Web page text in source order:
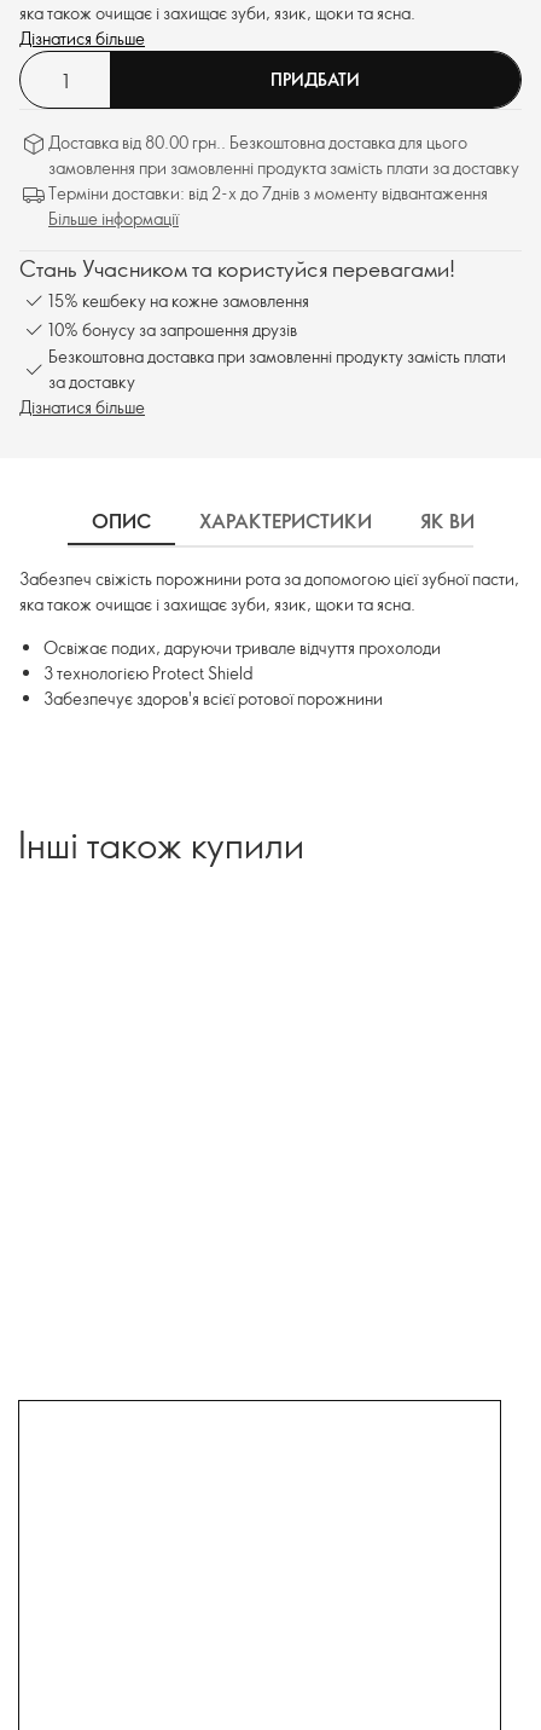
яка також очищає і захищає зуби, язик, щоки та ясна.
Дізнатися більше
ПРИДБАТИ
Доставка від 80.00 грн.. Безкоштовна доставка для цього
замовлення при замовленні продукта замість плати за доставку
Терміни доставки: від 2-х до 7днів з моменту відвантаження
Більше інформації
Стань Учасником та користуйся перевагами!
15% кешбеку на кожне замовлення
10% бонусу за запрошення друзів
Безкоштовна доставка при замовленні продукту замість плати
за доставку
Дізнатися більше
ОПИС ХАРАКТЕРИСТИКИ ЯК
Забезпеч свіжість порожнини рота за допомогою цієї зубної пасти,
яка також очищає і захищає зуби, язик, щоки та ясна.
Освіжає подих, даруючи тривале відчуття прохолоди
З технологією Protect Shield
Забезпечує здоров'я всієї ротової порожнини
Інші також купили